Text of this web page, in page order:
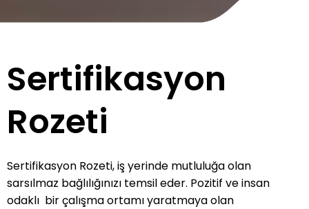
Sertifikasyon
Rozeti
Sertifikasyon Rozeti, iş yerinde mutluluğa olan
sarsılmaz bağlılığınızı temsil eder. Pozitif ve insan
odaklı bir çalışma ortamı yaratmaya olan